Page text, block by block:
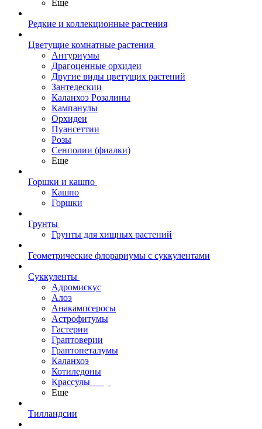
Еще
Редкие и коллекционные растения
Цветущие комнатные растения
Антуриумы
Драгоценные орхидеи
Другие виды цветущих растений
Зантедескии
Каланхоэ Розалины
Кампанулы
Орхидеи
Пуансеттии
Розы
Сенполии (фиалки)
Еще
Горшки и кашпо
Кашпо
Горшки
Грунты
Грунты для хищных растений
Геометрические флорариумы с суккулентами
Суккуленты
Адромискус
Алоэ
Анакампсеросы
Астрофитумы
Гастерии
Граптоверии
Граптопеталумы
Каланхоэ
Котиледоны
Крассулы
Еще
Тилландсии